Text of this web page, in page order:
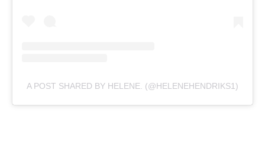
A POST SHARED BY HELENE. (@HELENEHENDRIKS1)